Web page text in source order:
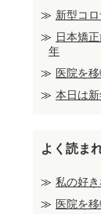
新型コ
日本矯
年
医院を
本日は
よく読ま
私の好
医院を